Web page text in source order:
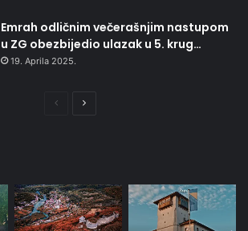
Emrah odličnim večerašnjim nastupom
u ZG obezbijedio ulazak u 5. krug…
19. Aprila 2025.
PrethodnaNaredna